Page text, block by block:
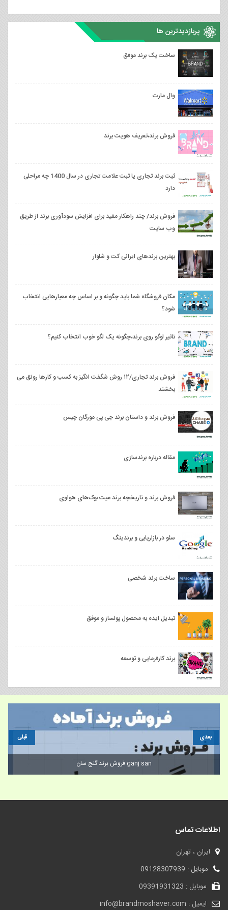
پربازدیدترین ها
ساخت یک برند موفق
وال مارت
فروش برند،تعریف هویت برند
ثبت برند تجاری یا ثبت علامت تجاری در سال 1400 چه مراحلی
دارد
فروش برند/ چند راهکار مفید برای افزایش سودآوری برند از طریق
وب سایت
بهترین برندهای ایرانی کت و شلوار
مکان فروشگاه شما باید چگونه و بر اساس چه معیارهایی انتخاب
شود؟
تاثیر لوگو روی برند،چگونه یک لگو خوب انتخاب کنیم؟
فروش برند تجاری/۱۲ روش شگفت انگیز به کسب و کارها رونق می
بخشند
فروش برند و داستان برند جی پی مورگان چیس
مقاله درباره برندسازی
فروش برند و تاریخچه برند میت بوک‌های هواوی
سئو در بازاریابی و برندینگ
ساخت برند شخصی
تبدیل ایده به محصول پولساز و موفق
برند کارفرمایی و توسعه
فروش برند گنج سان ganj san
قبلی بعدی
اطلاعات تماس
ایران ، تهران
موبایل : 09128307939
موبایل : 09391931323
ایمیل : info@brandmoshaver.com